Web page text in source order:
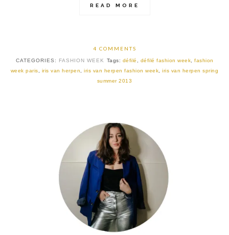
READ MORE
4 COMMENTS
CATEGORIES: FASHION WEEK Tags: défilé défilé fashion week
fashion
week paris
iris van herpen ,iris van herpen fashion week ,iris van herpen spring
summer 2013